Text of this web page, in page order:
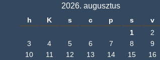
2026. augusztus
h K s c p s
v
1
2
3
4 5 6 7 8
9
10
11 12 13 14 15
16